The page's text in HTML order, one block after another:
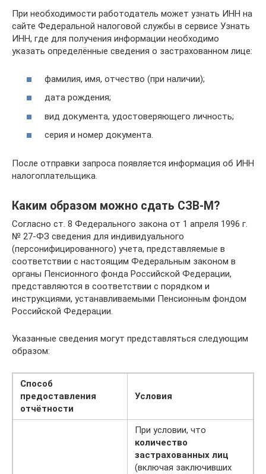
При необходимости работодатель может узнать ИНН на
сайте Федеральной налоговой службы в сервисе Узнать
ИНН, где для получения информации необходимо
указать определённые сведения о застрахованном лице:
фамилия, имя, отчество (при наличии);
дата рождения;
вид документа, удостоверяющего личность;
серия и номер документа.
После отправки запроса появляется информация об ИНН
налогоплательщика.
Каким образом можно сдать СЗВ-М?
Согласно ст. 8 Федерального закона от 1 апреля 1996 г.
№ 27-ФЗ сведения для индивидуального
(персонифицированного) учета, представляемые в
соответствии с настоящим Федеральным законом в
органы Пенсионного фонда Российской Федерации,
представляются в соответствии с порядком и
инструкциями, устанавливаемыми Пенсионным фондом
Российской Федерации.
Указанные сведения могут представляться следующим
образом:
Способ
предоставления
отчётности
Условия
При условии, что
количество
застрахованных лиц
(включая заключивших